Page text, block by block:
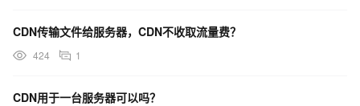
CDN传输文件给服务器，CDN不收取流量费？
424 1
CDN用于一台服务器可以吗？